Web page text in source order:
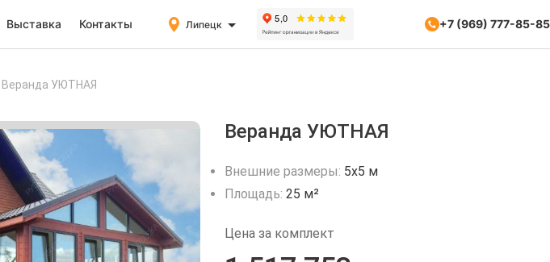
Выставка Контакты Липецк +7 (969) 777-85-85
Веранда УЮТНАЯ
Веранда УЮТНАЯ
Внешние размеры: 5х5 м
Площадь:25 м²
Цена за комплект